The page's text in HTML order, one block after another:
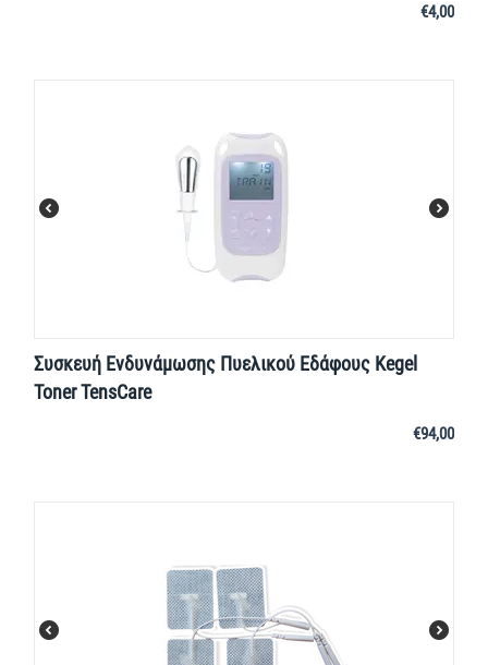
€4,00
Συσκευή Ενδυνάμωσης Πυελικού Εδάφους Kegel
Toner TensCare
€94,00